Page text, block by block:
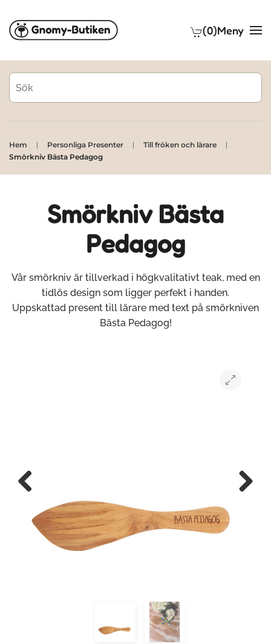
Skip to main content (0)Meny
Hem Personliga Presenter
Till fröken och lärare
Smörkniv Bästa Pedagog
Smörkniv Bästa
Pedagog
Vår smörkniv är tillverkad i högkvalitativt teak, med en
tidlös design som ligger perfekt i handen.
Uppskattad present till lärare med text på smörkniven
Bästa Pedagog!
Previous